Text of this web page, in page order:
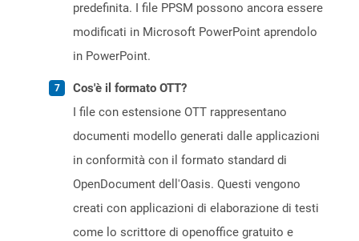
predefinita. I file PPSM possono ancora essere
modificati in Microsoft PowerPoint aprendolo
in PowerPoint.
Cos'è il formato OTT?
I file con estensione OTT rappresentano
documenti modello generati dalle applicazioni
in conformità con il formato standard di
OpenDocument dell'Oasis. Questi vengono
creati con applicazioni di elaborazione di testi
come lo scrittore di openoffice gratuito e